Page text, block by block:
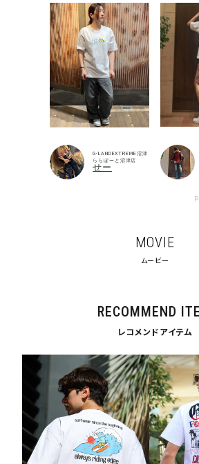
キーワードから探す
M
XXL
29inc
30inc
34inc
36inc
40inc
KIDS
カラー
G-LANDEXTREME沼津
ららぽーと沼津店
せー
MOVIE
ムービー
RECOMMEND
レコメンドアイテム